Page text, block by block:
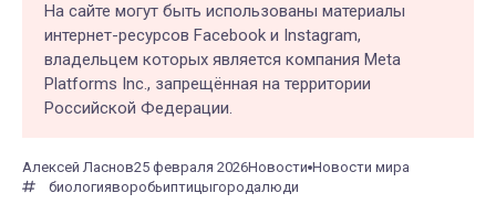
На сайте могут быть использованы материалы
интернет-ресурсов Facebook и Instagram,
владельцем которых является компания Meta
Platforms Inc., запрещённая на территории
Российской Федерации.
Алексей Ласнов25 февраля 2026Новости Новости мира
биологияворобьиптицыгородалюди